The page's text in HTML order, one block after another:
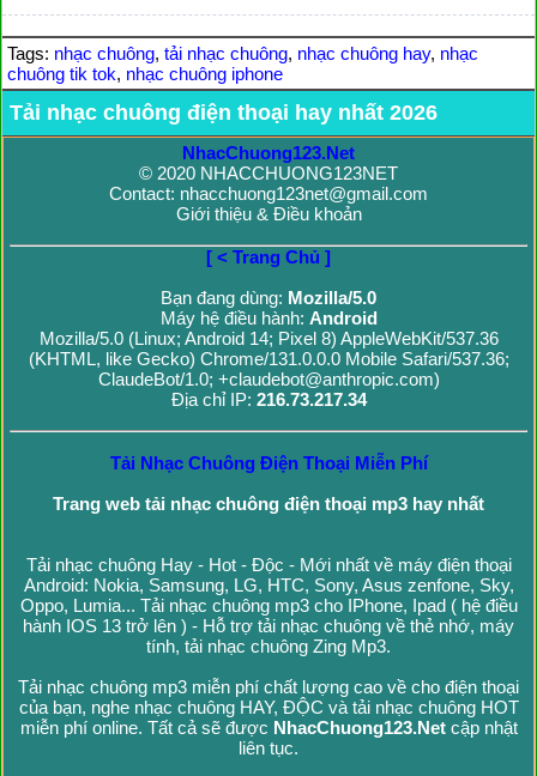
Tags: nhạc chuông, tải nhạc chuông, nhạc chuông hay, nhạc
chuông tik tok, nhạc chuông iphone
Tải nhạc chuông điện thoại hay nhất 2026
NhacChuong123.Net
© 2020 NHACCHUONG123NET
Contact: nhacchuong123net@gmail.com
Giới thiệu & Điều khoản
[ < Trang Chủ ]
Bạn đang dùng: Mozilla/5.0
Máy hệ điều hành: Android
Mozilla/5.0 (Linux; Android 14; Pixel 8) AppleWebKit/537.36
(KHTML, like Gecko) Chrome/131.0.0.0 Mobile Safari/537.36;
ClaudeBot/1.0; +claudebot@anthropic.com)
Địa chỉ IP: 216.73.217.34
Tải Nhạc Chuông Điện Thoại Miễn Phí
Trang web tải nhạc chuông điện thoại mp3 hay nhất
Tải nhạc chuông Hay - Hot - Độc - Mới nhất về máy điện thoại
Android: Nokia, Samsung, LG, HTC, Sony, Asus zenfone, Sky,
Oppo, Lumia... Tải nhạc chuông mp3 cho IPhone, Ipad ( hệ điều
hành IOS 13 trở lên ) - Hỗ trợ tải nhạc chuông về thẻ nhớ, máy
tính, tải nhạc chuông Zing Mp3.
Tải nhạc chuông mp3 miễn phí chất lượng cao về cho điện thoại
của bạn, nghe nhạc chuông HAY, ĐỘC và tải nhạc chuông HOT
miễn phí online. Tất cả sẽ được NhacChuong123.Netcập nhật
liên tục.